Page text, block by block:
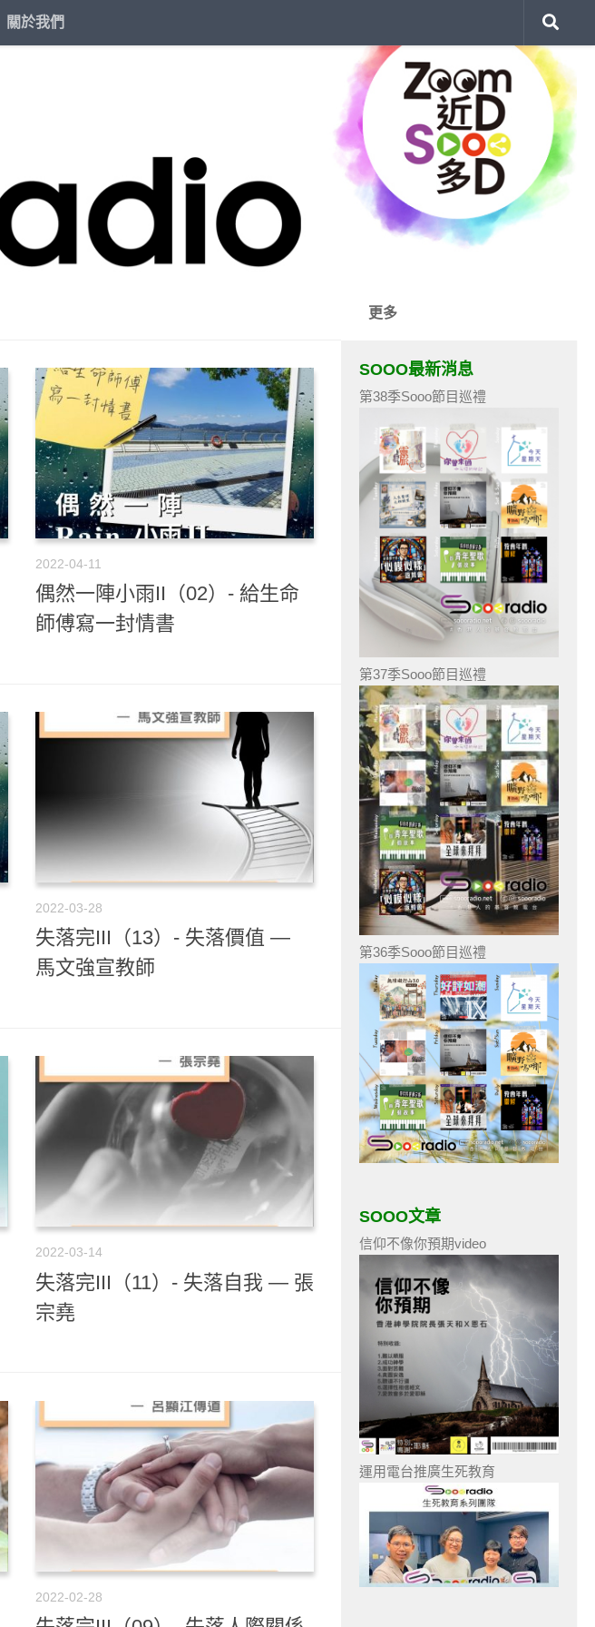
關於我們
2022-04-11
偶然一陣小雨II（02）- 給生命
師傅寫一封情書
2022-03-28
失落完III（13）- 失落價值 —
馬文強宣教師
2022-03-14
失落完III（11）- 失落自我 — 張
宗堯
2022-02-28
更多
SOOO最新消息
第38季Sooo節目巡禮
第37季Sooo節目巡禮
第36季Sooo節目巡禮
SOOO文章
信仰不像你預期video
運用電台推廣生死教育